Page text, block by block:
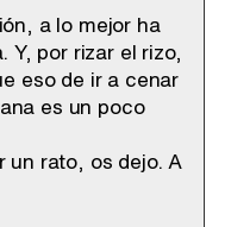
a lo mejor ha
Y, por rizar el rizo,
eso de ir a cenar
es un poco
un rato, os dejo. A